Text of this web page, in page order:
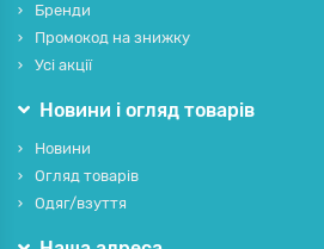
Бренди
Промокод на знижку
Усі акції
Новини і огляд товарів
Новини
Огляд товарів
Одяг/взуття